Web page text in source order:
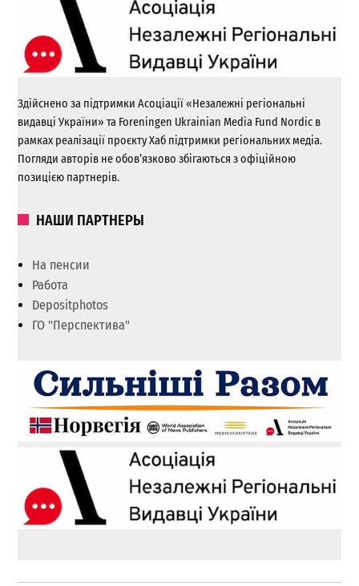
Здійснено за підтримки Асоціації «Незалежні регіональні
видавці України» та Foreningen Ukrainian Media Fund Nordic в
рамках реалізації проєкту Хаб підтримки регіональних медіа.
Погляди авторів не обов’язково збігаються з офіційною
позицією партнерів.
НАШИ ПАРТНЕРЫ
На пенсии
Работа
Depositphotos
ГО "Перспектива"